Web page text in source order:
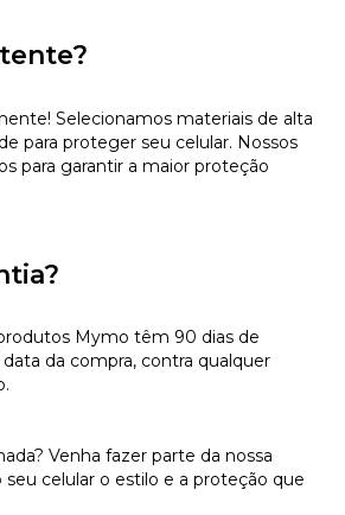
Selecionamos materiais de alta
para proteger seu celular. Nossos
para garantir a maior proteção
Mymo têm 90 dias de
da compra, contra qualquer
Venha fazer parte da nossa
celular o estilo e a proteção que